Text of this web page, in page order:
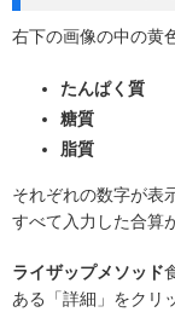
右下の画像の中の黄
たんぱく質
糖質
脂質
それぞれの数字が表
すべて入力した合算
ライザップメソッド
ある「詳細」をクリ